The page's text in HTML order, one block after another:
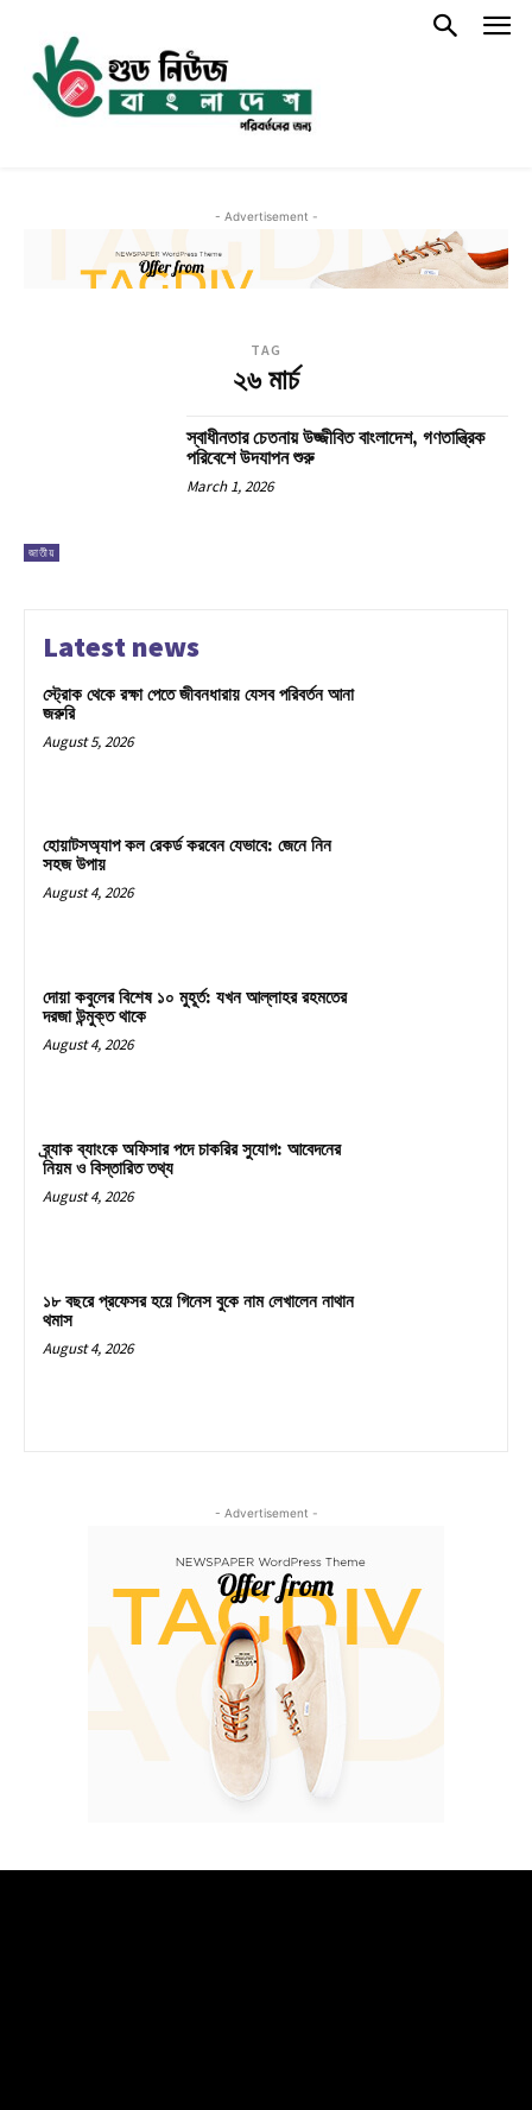
- Advertisement -
TAG
২৬ মার্চ
জাতীয়
স্বাধীনতার চেতনায় উজ্জীবিত বাংলাদেশ, গণতান্ত্রিক
পরিবেশে উদযাপন শুরু
March 1, 2026
Latest news
স্ট্রোক থেকে রক্ষা পেতে জীবনধারায় যেসব পরিবর্তন আনা
জরুরি
August 5, 2026
হোয়াটসঅ্যাপ কল রেকর্ড করবেন যেভাবে: জেনে নিন
সহজ উপায়
August 4, 2026
দোয়া কবুলের বিশেষ ১০ মুহূর্ত: যখন আল্লাহর রহমতের
দরজা উন্মুক্ত থাকে
August 4, 2026
ব্র্যাক ব্যাংকে অফিসার পদে চাকরির সুযোগ: আবেদনের
নিয়ম ও বিস্তারিত তথ্য
August 4, 2026
১৮ বছরে প্রফেসর হয়ে গিনেস বুকে নাম লেখালেন নাথান
থমাস
August 4, 2026
- Advertisement -